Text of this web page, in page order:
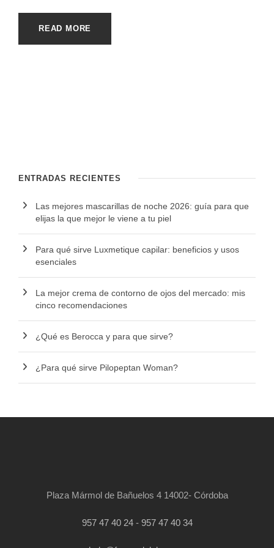
READ MORE
ENTRADAS RECIENTES
Las mejores mascarillas de noche 2026: guía para que
elijas la que mejor le viene a tu piel
Para qué sirve Luxmetique capilar: beneficios y usos
esenciales
La mejor crema de contorno de ojos del mercado: mis
cinco recomendaciones
¿Qué es Berocca y para que sirve?
¿Para qué sirve Pilopeptan Woman?
Plaza Mármol de Bañuelos 4 14002- Córdoba
957 47 40 24- 957 47 40 34